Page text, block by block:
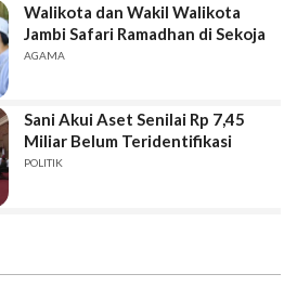
Walikota dan Wakil Walikota
Jambi Safari Ramadhan di Sekoja
AGAMA
Sani Akui Aset Senilai Rp 7,45
Miliar Belum Teridentifikasi
POLITIK